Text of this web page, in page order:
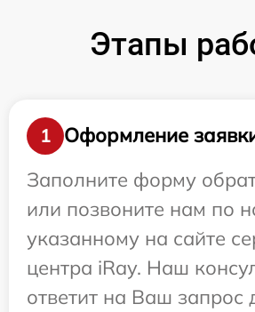
Этапы
1
Оформление
Заполните форму
или позвоните нам по
указанному на сайте
центра iRay. Наш
ответит на Ваш запрос